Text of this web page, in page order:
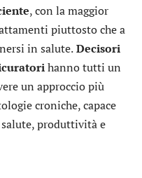
, con la maggior
piuttosto che a
in salute.Decisori
hanno tutti un
un approccio più
croniche, capace
produttività e